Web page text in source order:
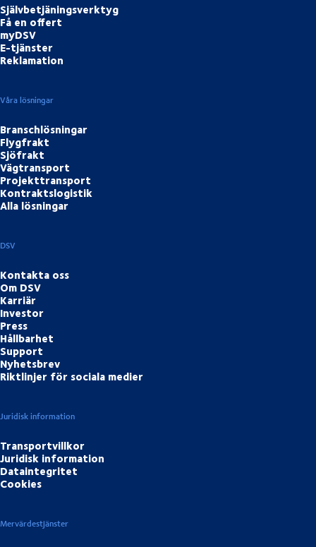
Självbetjäningsverktyg
Få en offert
myDSV
E-tjänster
Reklamation
Våra lösningar
Branschlösningar
Flygfrakt
Sjöfrakt
Vägtransport
Projekttransport
Kontraktslogistik
Alla lösningar
DSV
Kontakta oss
Om DSV
Karriär
Investor
Press
Hållbarhet
Support
Nyhetsbrev
Riktlinjer för sociala medier
Juridisk information
Transportvillkor
Juridisk information
Dataintegritet
Cookies
Mervärdestjänster